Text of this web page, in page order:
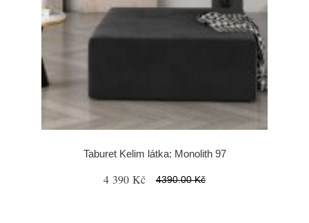
Taburet Kelim látka: Monolith 97
4 390 Kč 4390.00 Kč